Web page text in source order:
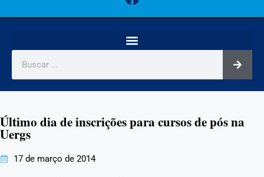
Último dia de inscrições para cursos de pós na
Uergs
17 de março de 2014